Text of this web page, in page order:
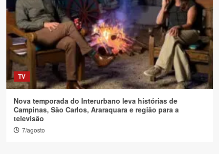
TV
Nova temporada do Interurbano leva histórias de
Campinas, São Carlos, Araraquara e região para a
televisão
7/agosto